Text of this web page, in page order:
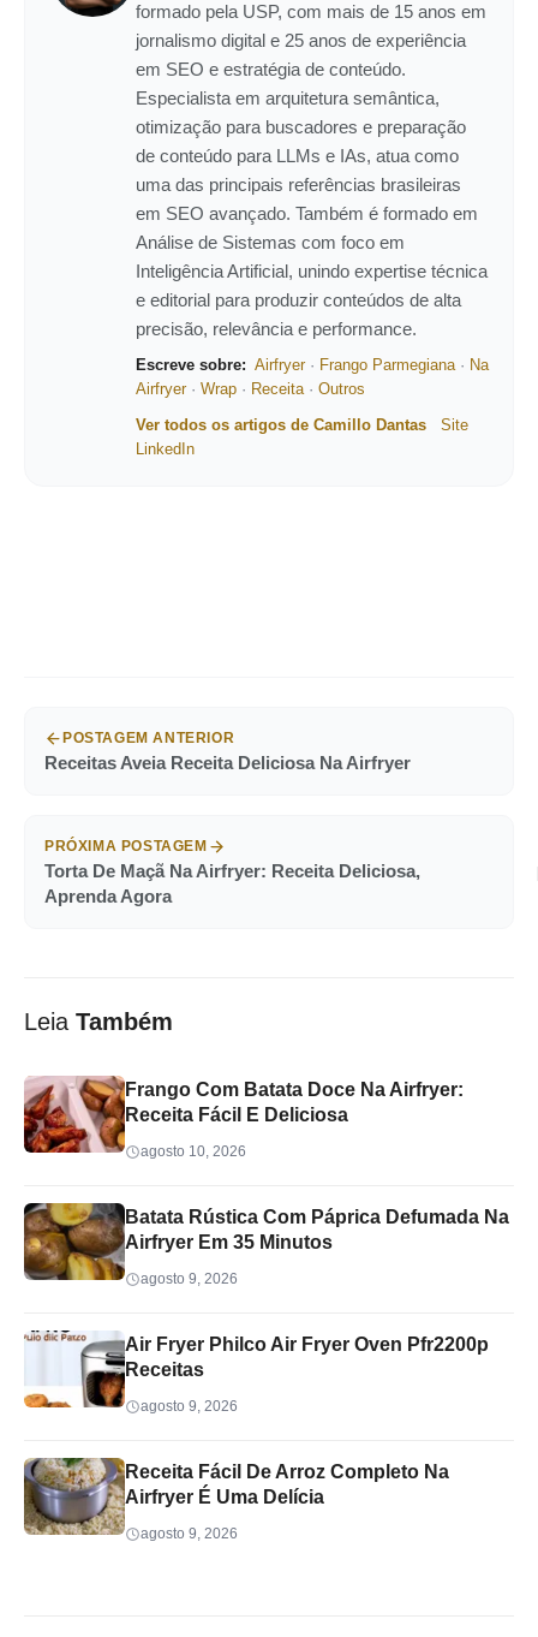
formado pela USP, com mais de 15 anos em
jornalismo digital e 25 anos de experiência
em SEO e estratégia de conteúdo.
Especialista em arquitetura semântica,
otimização para buscadores e preparação
de conteúdo para LLMs e IAs, atua como
uma das principais referências brasileiras
em SEO avançado. Também é formado em
Análise de Sistemas com foco em
Inteligência Artificial, unindo expertise técnica
e editorial para produzir conteúdos de alta
precisão, relevância e performance.
Escreve sobre: Airfryer· Frango Parmegiana· Na
Airfryer· Wrap · Receita· Outros
Ver todos os artigos de Camillo Dantas
Site
LinkedIn
POSTAGEM ANTERIOR
Receitas Aveia Receita Deliciosa Na Airfryer
PRÓXIMA POSTAGEM
Torta De Maçã Na Airfryer: Receita Deliciosa,
Aprenda Agora
Leia Também
Frango Com Batata Doce Na Airfryer:
Receita Fácil E Deliciosa
agosto 10, 2026
Batata Rústica Com Páprica Defumada Na
Airfryer Em 35 Minutos
agosto 9, 2026
Air Fryer Philco Air Fryer Oven Pfr2200p
Receitas
agosto 9, 2026
Receita Fácil De Arroz Completo Na
Airfryer É Uma Delícia
agosto 9, 2026